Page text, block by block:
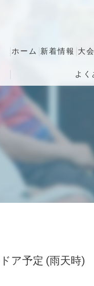
ホーム 新着情報 大
よく
ア予定 (雨天時)